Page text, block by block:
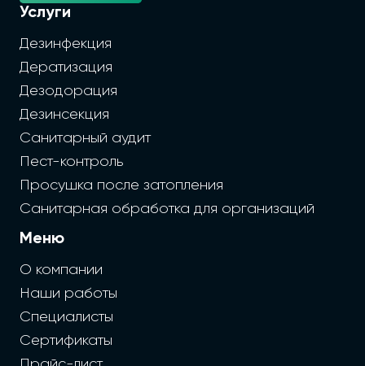
Услуги
Дезинфекция
Дератизация
Дезодорация
Дезинсекция
Санитарный аудит
Пест-контроль
Просушка после затопления
Санитарная обработка для организаций
Меню
О компании
Наши работы
Специалисты
Сертификаты